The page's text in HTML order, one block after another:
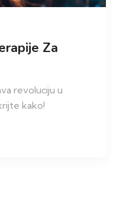
Za
revoluciju u
kako!